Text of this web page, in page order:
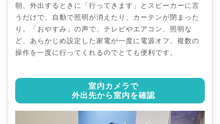
朝、外出するときに「行ってきます」とスピーカーに言
うだけで、自動で照明が消えたり、カーテンが閉まった
り。「おやすみ」の声で、テレビやエアコン、照明な
ど、あらかじめ設定した家電が一度に電源オフ。複数の
操作を一度に行ってくれるのでとても便利です。
室内カメラで
外出先から室内を確認